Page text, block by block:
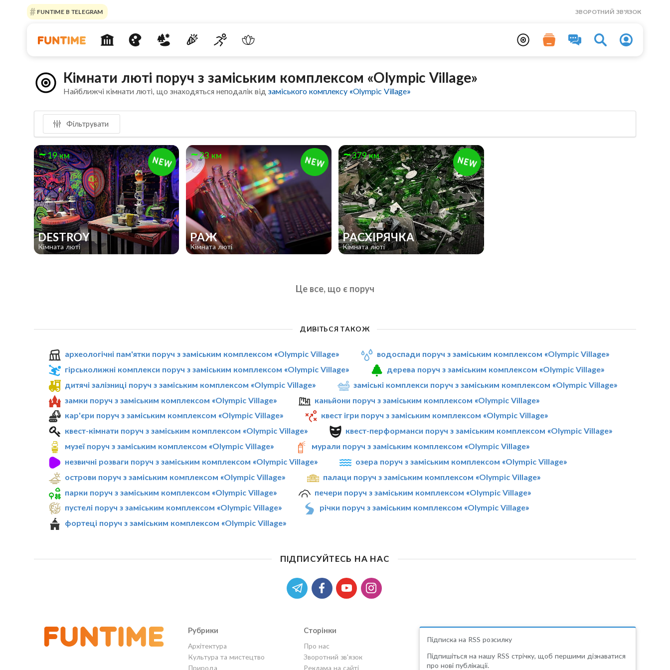
FUNTIME В TELEGRAM ЗВОРОТНИЙ ЗВ'ЯЗОК
Кімнати люті поруч з заміським комплексом «Olympic Village»
Найближчі кімнати люті, що знаходяться неподалік відзаміського комплексу «Olympic Village»
Фільтрувати
19 км
DESTROY
Кімната люті
23 км
РАЖ
Кімната люті
379 км
РАСХІРЯЧКА
Кімната люті
Це все, що є поруч
ДИВІТЬСЯ ТАКОЖ
археологічні пам'ятки поруч з заміським комплексом «Olympic Village»
водоспади поруч з заміським комплексом «Olympic Village»
гірськолижні комплекси поруч з заміським комплексом «Olympic Village»
дерева поруч з заміським комплексом «Olympic Village»
дитячі залізниці поруч з заміським комплексом «Olympic Village»
заміські комплекси поруч з заміським комплексом «Olympic Village»
замки поруч з заміським комплексом «Olympic Village»
каньйони поруч з заміським комплексом «Olympic Village»
кар'єри поруч з заміським комплексом «Olympic Village»
квест ігри поруч з заміським комплексом «Olympic Village»
квест-кімнати поруч з заміським комплексом «Olympic Village»
квест-перформанси поруч з заміським комплексом «Olympic Village»
музеї поруч з заміським комплексом «Olympic Village»
мурали поруч з заміським комплексом «Olympic Village»
незвичні розваги поруч з заміським комплексом «Olympic Village»
озера поруч з заміським комплексом «Olympic Village»
острови поруч з заміським комплексом «Olympic Village»
палаци поруч з заміським комплексом «Olympic Village»
парки поруч з заміським комплексом «Olympic Village»
печери поруч з заміським комплексом «Olympic Village»
пустелі поруч з заміським комплексом «Olympic Village»
річки поруч з заміським комплексом «Olympic Village»
фортеці поруч з заміським комплексом «Olympic Village»
ПІДПИСУЙТЕСЬ НА НАС
Рубрики
Архітектура
Культура та мистецтво
Природа
Сторінки
Про нас
Зворотний зв'язок
Реклама на сайті
Підписка на RSS розсилку
Підпишіться на нашу RSS стрічку, щоб першими дізнаватися
про нові публікації.